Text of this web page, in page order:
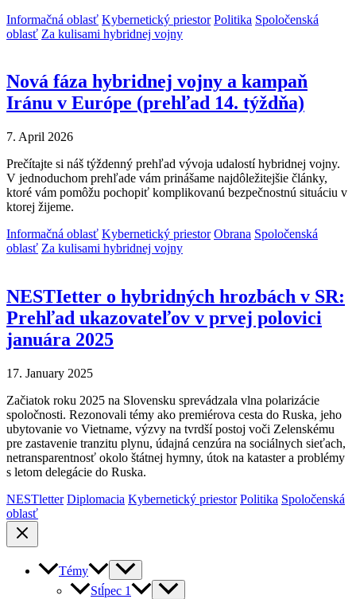
Informačná oblasť Kybernetický priestor Politika Spoločenská
oblasť Za kulisami hybridnej vojny
Nová fáza hybridnej vojny a kampaň
Iránu v Európe (prehľad 14. týždňa)
7. April 2026
Prečítajte si náš týždenný prehľad vývoja udalostí hybridnej vojny.
V jednoduchom prehľade vám prinášame najdôležitejšie články,
ktoré vám pomôžu pochopiť komplikovanú bezpečnostnú situáciu v
ktorej žijeme.
Informačná oblasť Kybernetický priestor Obrana Spoločenská
oblasť Za kulisami hybridnej vojny
NESTIetter o hybridných hrozbách v SR:
Prehľad ukazovateľov v prvej polovici
januára 2025
17. January 2025
Začiatok roku 2025 na Slovensku sprevádzala vlna polarizácie
spoločnosti. Rezonovali témy ako premiérova cesta do Ruska, jeho
ubytovanie vo Vietname, výzvy na tvrdší postoj voči Zelenskému
pre zastavenie tranzitu plynu, údajná cenzúra na sociálnych sieťach,
netransparentnosť okolo štátnej hymny, útok na kataster a problémy
s letom delegácie do Ruska.
NESTletter Diplomacia Kybernetický priestor Politika Spoločenská
oblasť
Témy
Stĺpec 1